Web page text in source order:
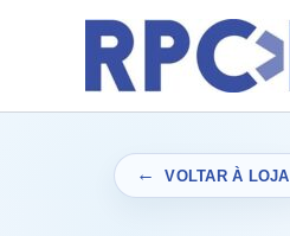
VOLTAR À LOJA